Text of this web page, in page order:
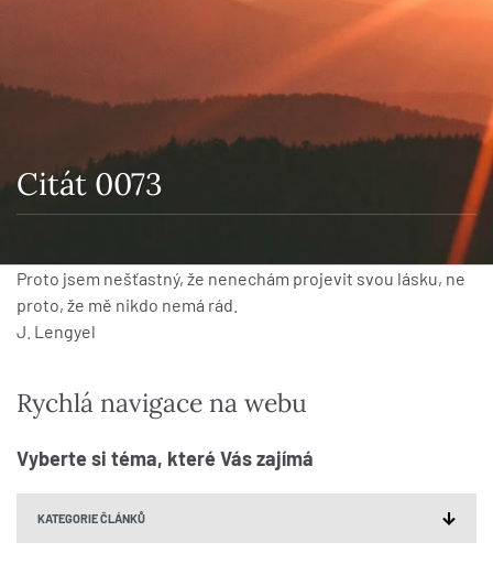
Citát 0073
Proto jsem nešťastný, že nenechám projevit svou lásku, ne
proto, že mě nikdo nemá rád.
J. Lengyel
Rychlá navigace na webu
Vyberte si téma, které Vás zajímá